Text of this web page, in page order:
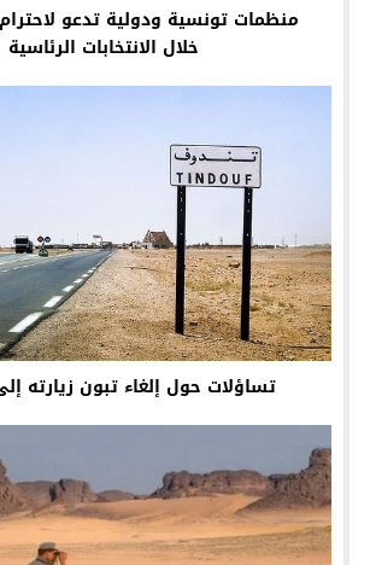
منظمات تونسية ودولية تدعو
خلال الانتخابات الرئاسية
تساؤلات حول إلغاء تبون زيارته